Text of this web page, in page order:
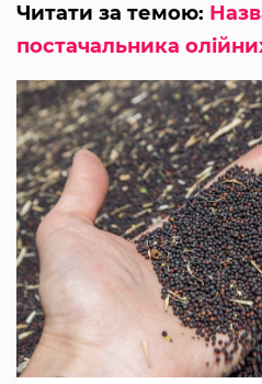
Читати за темою:
постачальника